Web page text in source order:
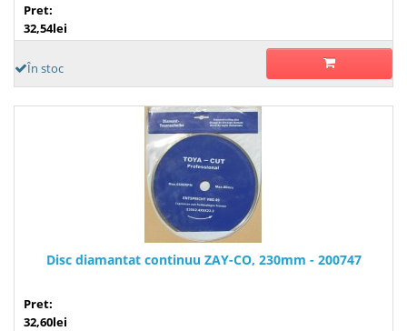
Pret:
32,54lei
În stoc
Disc diamantat continuu ZAY-CO, 230mm - 200747
Pret:
32,60lei